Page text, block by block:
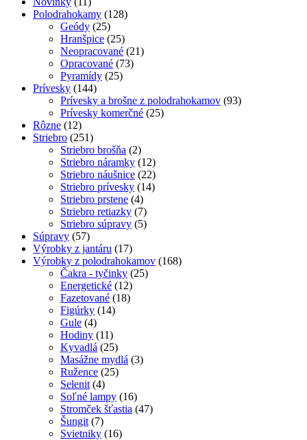
Polodrahokamy (128)
Geódy (25)
Hranšpice (25)
Neopracované (21)
Opracované (73)
Pyramídy (25)
Prívesky (144)
Prívesky a brošne z polodrahokamov (93)
Prívesky komerčné (25)
Rôzne (12)
Striebro (251)
Striebro brošňa (2)
Striebro náramky (12)
Striebro náušnice (22)
Striebro prívesky (14)
Striebro prstene (4)
Striebro retiazky (7)
Striebro súpravy (5)
Súpravy (57)
Výrobky z jantáru (17)
Výrobky z polodrahokamov (168)
Čakra - tyčinky (25)
Energetické (12)
Fazetované (18)
Figúrky (14)
Gule (4)
Hodiny (11)
Kyvadlá (25)
Masážne mydlá (3)
Ružence (25)
Selenit (4)
Soľné lampy (16)
Stromček šťastia (47)
Šungit (7)
Svietniky (16)